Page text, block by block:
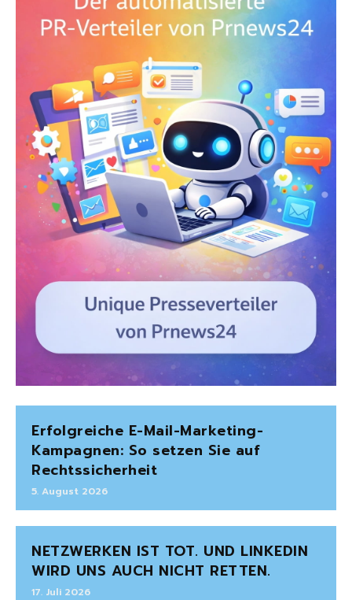
Erfolgreiche E-Mail-Marketing-
Kampagnen: So setzen Sie auf
Rechtssicherheit
5. August 2026
NETZWERKEN IST TOT. UND LINKEDIN
WIRD UNS AUCH NICHT RETTEN.
17. Juli 2026